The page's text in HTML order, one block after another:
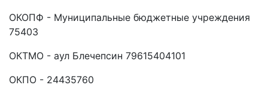
ОКОПФ - Муниципальные бюджетные учреждения
75403
ОКТМО - аул Блечепсин 79615404101
ОКПО - 24435760